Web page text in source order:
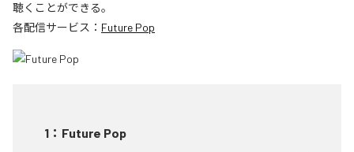
聴くことができる。
各配信サービス： Future Pop
1 ： Future Pop